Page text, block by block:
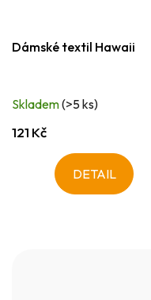
Dámské textil Hawaii
Skladem(>5 ks)
121 Kč
DETAIL